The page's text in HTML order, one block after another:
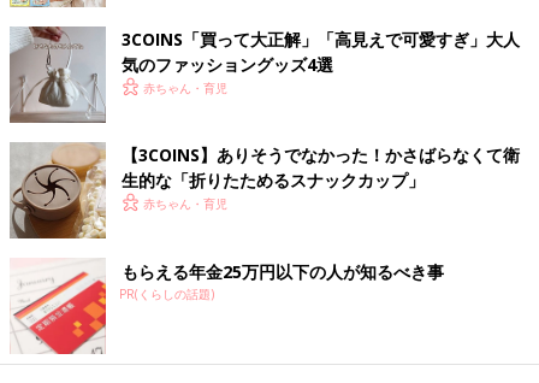
3COINS「買って大正解」「高見えで可愛すぎ」大人
気のファッショングッズ4選
赤ちゃん・育児
【3COINS】ありそうでなかった！かさばらなくて衛
生的な「折りたためるスナックカップ」
赤ちゃん・育児
もらえる年金25万円以下の人が知るべき事
PR(くらしの話題)